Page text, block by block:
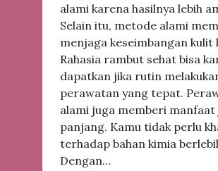
alami karena hasilnya lebih
Selain itu, metode alami
menjaga keseimbangan kulit
Rahasia rambut sehat bisa
dapatkan jika rutin
perawatan yang tepat.
alami juga memberi manfaat
panjang. Kamu tidak perlu
terhadap bahan kimia
Dengan…